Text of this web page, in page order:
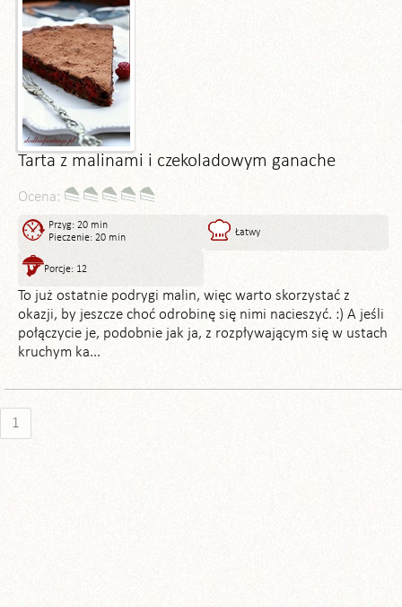
Tarta z malinami i czekoladowym ganache
Ocena:
Przyg: 20 min
Pieczenie: 20 min
Łatwy
Porcje: 12
To już ostatnie podrygi malin, więc warto skorzystać z
okazji, by jeszcze choć odrobinę się nimi nacieszyć. :) A jeśli
połączycie je, podobnie jak ja, z rozpływającym się w ustach
kruchym ka...
1